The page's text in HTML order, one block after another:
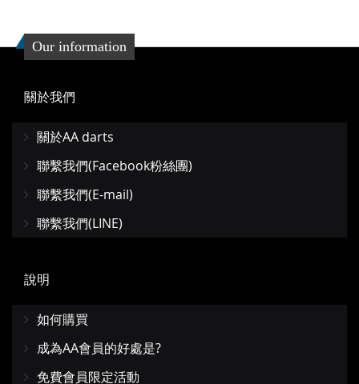
Our information
關於我們
關於AA darts
聯繫我們(Facebook粉絲團)
聯繫我們(E-mail)
聯繫我們(LINE)
說明
如何購買
成為AA會員的好處是?
免費會員限定活動